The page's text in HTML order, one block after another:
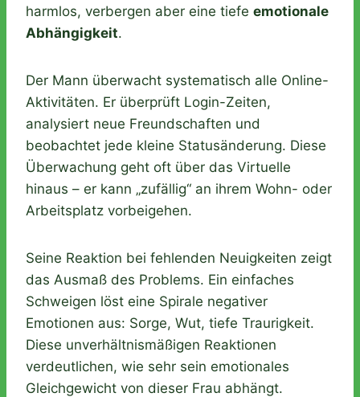
harmlos, verbergen aber eine tiefe emotionale
Abhängigkeit.
Der Mann überwacht systematisch alle Online-
Aktivitäten. Er überprüft Login-Zeiten,
analysiert neue Freundschaften und
beobachtet jede kleine Statusänderung. Diese
Überwachung geht oft über das Virtuelle
hinaus – er kann „zufällig“ an ihrem Wohn- oder
Arbeitsplatz vorbeigehen.
Seine Reaktion bei fehlenden Neuigkeiten zeigt
das Ausmaß des Problems. Ein einfaches
Schweigen löst eine Spirale negativer
Emotionen aus: Sorge, Wut, tiefe Traurigkeit.
Diese unverhältnismäßigen Reaktionen
verdeutlichen, wie sehr sein emotionales
Gleichgewicht von dieser Frau abhängt.